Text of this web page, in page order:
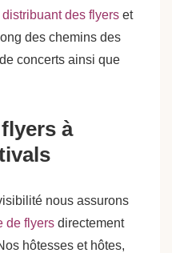
distribuant des flyers et
des chemins des
concerts ainsi que
à
nous assurons
de flyers directement
hôtesses et hôtes,